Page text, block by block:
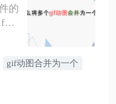
的
动
gif动图合并为一个